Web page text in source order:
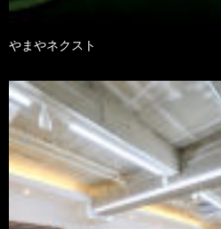
やまやネクスト